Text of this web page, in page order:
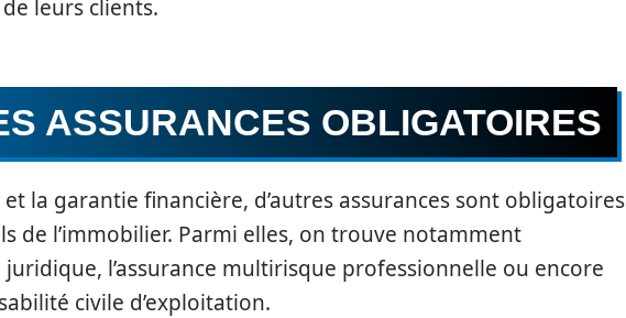
leurs clients.
ASSURANCES OBLIGATOIRES
et la garantie financière, d’autres assurances sont obligatoires
de l’immobilier. Parmi elles, on trouve notamment
juridique, l’assurance multirisque professionnelle ou encore
civile d’exploitation.